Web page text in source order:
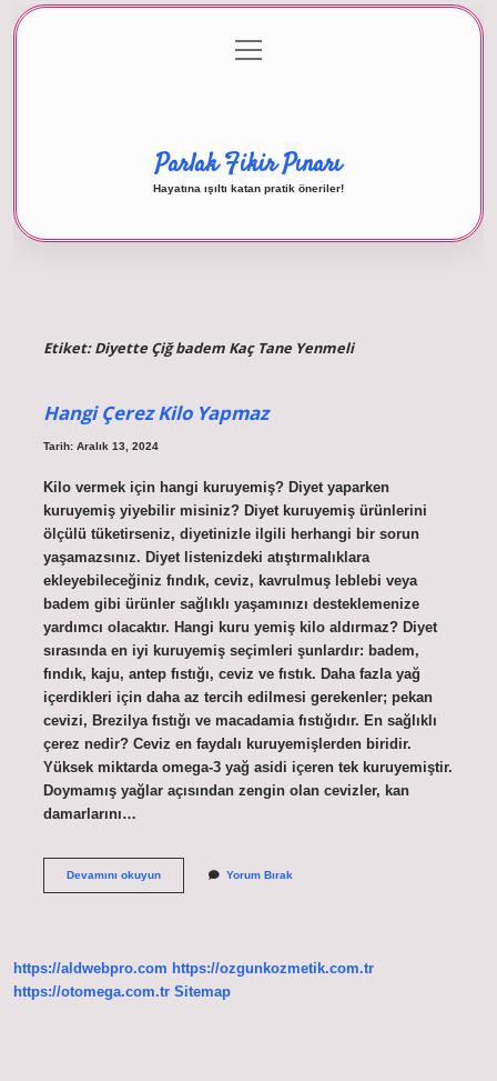
Gizlilik Politikası
menüyü
aç
Parlak Fikir Pınarı
Hayatına ışıltı katan pratik öneriler!
Etiket:Diyette Çiğ badem Kaç Tane Yenmeli
Hangi Çerez Kilo Yapmaz
Tarih: Aralık 13, 2024
Kilo vermek için hangi kuruyemiş? Diyet yaparken
kuruyemiş yiyebilir misiniz? Diyet kuruyemiş ürünlerini
ölçülü tüketirseniz, diyetinizle ilgili herhangi bir sorun
yaşamazsınız. Diyet listenizdeki atıştırmalıklara
ekleyebileceğiniz fındık, ceviz, kavrulmuş leblebi veya
badem gibi ürünler sağlıklı yaşamınızı desteklemenize
yardımcı olacaktır. Hangi kuru yemiş kilo aldırmaz? Diyet
sırasında en iyi kuruyemiş seçimleri şunlardır: badem,
fındık, kaju, antep fıstığı, ceviz ve fıstık. Daha fazla yağ
içerdikleri için daha az tercih edilmesi gerekenler; pekan
cevizi, Brezilya fıstığı ve macadamia fıstığıdır. En sağlıklı
çerez nedir? Ceviz en faydalı kuruyemişlerden biridir.
Yüksek miktarda omega-3 yağ asidi içeren tek kuruyemiştir.
Doymamış yağlar açısından zengin olan cevizler, kan
damarlarını…
Devamını okuyunHangi
Yorum Bırak
https://aldwebpro.com https://ozgunkozmetik.com.tr
https://otomega.com.tr Sitemap